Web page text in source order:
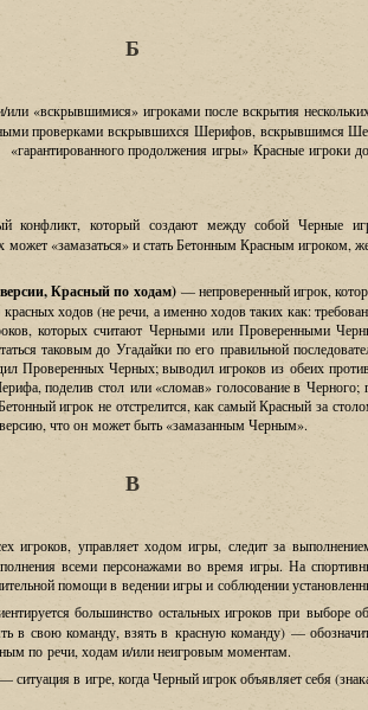
Б
/или «вскрывшимися» игроками после вскрытия
проверками вскрывшихся Шерифов, вскрывшимся
«гарантированного продолжения игры»Красные игроки
конфликт,который создают между собой Черные
может«замазаться»и стать Бетонным Красным игроком,
Красный по ходам)—непроверенный игрок,
красных ходов(не речи, а именно ходов таких как:
,которых считают Черными или Проверенными
таковым до Угадайки по его правильной
Проверенных Черных;выводил игроков из обеих
,поделив стол или«сломав» голосование в Черного;
игрок не отстрелится, как самый Красный за
, что он может быть«замазанным Черным».
В
игроков, управляет ходом игры, следит за
всеми персонажами во время игры. На
помощи в ведении игры и соблюдении
большинство остальных игроков при выборе
в свою команду, взять в красную команду) —
по речи, ходам и/или неигровым моментам.
— ситуация в игре, когда Черный игрок объявляет себя (